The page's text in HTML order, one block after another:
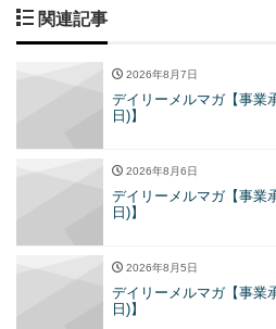
関連記事
2026年8月7日
デイリーメルマガ【事業
日)】
2026年8月6日
デイリーメルマガ【事業
日)】
2026年8月5日
デイリーメルマガ【事業
日)】